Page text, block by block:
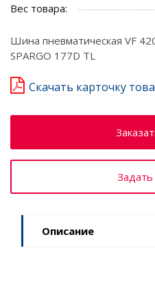
Вес товара:
Шина пневматическая VF
SPARGO 177D TL
Скачать карточку
Описание